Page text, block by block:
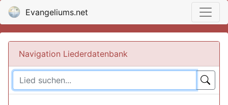
Evangeliums.net
Navigation Liederdatenbank